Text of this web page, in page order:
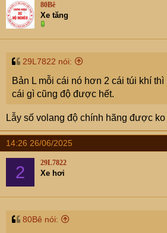
80Bê
Xe tăng
29L7822 nói:
Bản L mỗi cái nó hơn 2 cái túi khí
cái gì cũng độ được hết.
Lẫy số volang độ chính hãng được ko
14:26 26/06/2025
2 29L7822
Xe hơi
80Bê nói: